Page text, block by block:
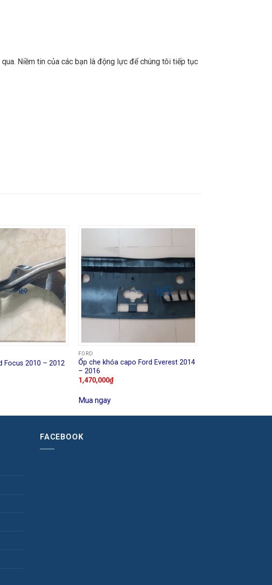
Niềm tin của các bạn là động lực để chúng tôi tiếp tục
Focus 2010 – 2012
FORD
Ốp che khóa capo Ford Everest 2014
– 2016
1,470,000₫
Mua ngay
FACEBOOK